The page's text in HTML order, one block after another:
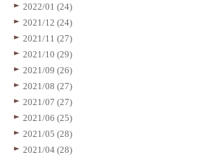
2022/01 (24)
2021/12 (24)
2021/11 (27)
2021/10 (29)
2021/09 (26)
2021/08 (27)
2021/07 (27)
2021/06 (25)
2021/05 (28)
2021/04 (28)